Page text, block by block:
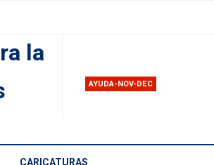
la
AYUDA-NOV-DEC